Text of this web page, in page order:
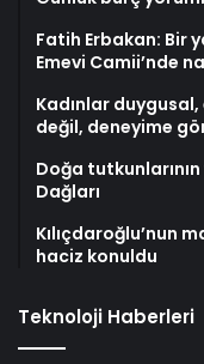
Fatih Erbakan: Bir
Emevi Camii’nde
Kadınlar
değil, deneyime
Doğa
Dağları
Kılıçdaroğlu’nun
haciz konuldu
Teknoloji Haberleri